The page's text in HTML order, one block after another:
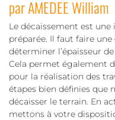
par AMEDEE William
Le décaissement est
préparée. Il faut faire
déterminer l’épaisseur
Cela permet également
pour la réalisation des
étapes bien définies que
décaisser le terrain. En
mettons à votre